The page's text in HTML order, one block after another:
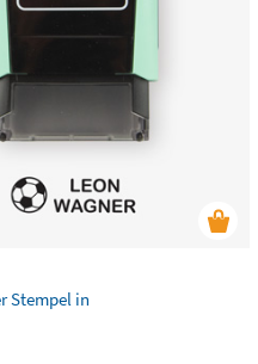
Stempel in